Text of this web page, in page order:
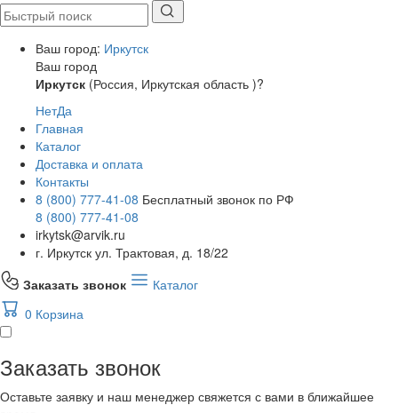
Ваш город: Иркутск
Ваш город
Иркутск (Россия, Иркутская область )?
НетДа
Главная
Каталог
Доставка и оплата
Контакты
8 (800) 777-41-08 Бесплатный звонок по РФ
8 (800) 777-41-08
irkytsk@arvik.ru
г. Иркутск ул. Трактовая, д. 18/22
Заказать звонок
Каталог
0 Корзина
Заказать звонок
Оставьте заявку и наш менеджер свяжется с вами в ближайшее